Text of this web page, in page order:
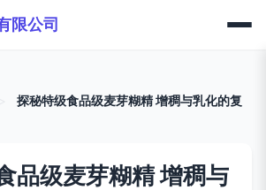
限公司
探秘特级食品级麦芽糊精 增稠与乳化的复
品级麦芽糊精 增稠与